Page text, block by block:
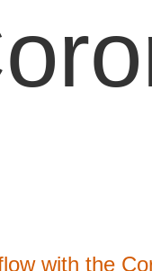
with the